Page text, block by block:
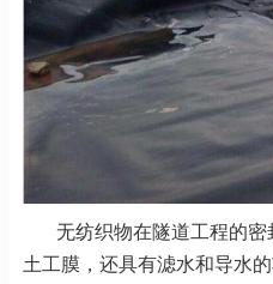
无纺织物在隧道工程的
土工膜，还具有滤水和导水